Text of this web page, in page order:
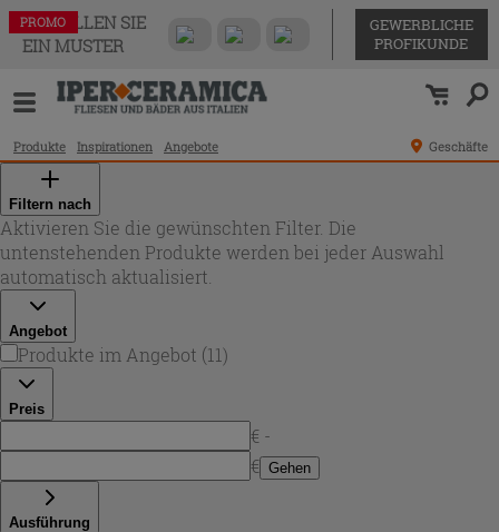
BESTELLEN SIE
EIN MUSTER
GEWERBLICHE
PROFIKUNDE
Produkte Inspirationen Angebote Geschäfte
Filtern nach
Aktivieren Sie die gewünschten Filter. Die
untenstehenden Produkte werden bei jeder Auswahl
automatisch aktualisiert.
Angebot
Produkte im Angebot (11)
Preis
€ -
€ Gehen
Ausführung
PROMO
PROMO
PROMO
PROMO
PROMO
PROMO
PROMO
PROMO
PROMO
PROMO
PROMO